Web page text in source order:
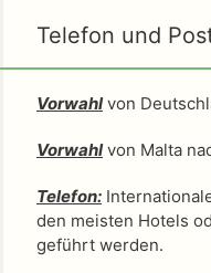
Telefon und
Vorwahlvon
Vorwahlvon Malta
Telefon:
den meisten Hotels
geführt werden.